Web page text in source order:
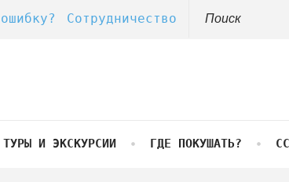
Сотрудничество
ТУРЫ И ЭКСКУРСИИ ГДЕ ПОКУШАТЬ?